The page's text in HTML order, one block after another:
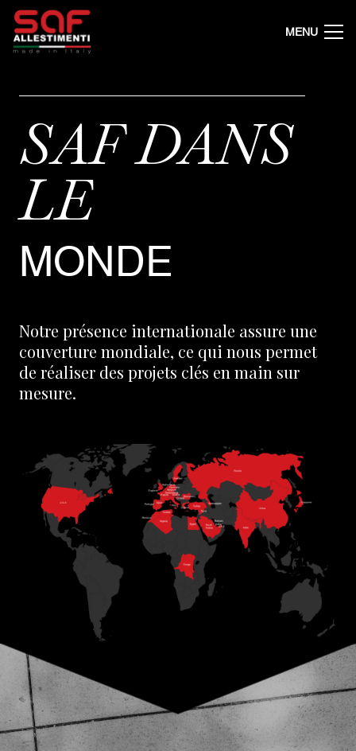
MENU
SAF DANS
LE
MONDE
Notre présence internationale assure une
couverture mondiale, ce qui nous permet
de réaliser des projets clés en main sur
mesure.